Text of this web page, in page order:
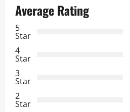
c
i
ó
n
d
Average Rating
5
Star
4
Star
3
Star
2
Star